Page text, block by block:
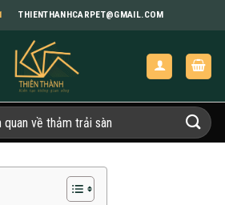
THIENTHANHCARPET@GMAIL.COM